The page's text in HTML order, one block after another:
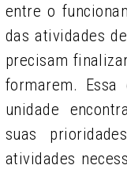
entre o
das atividades
precisam
formarem.
unidade
suas
atividades